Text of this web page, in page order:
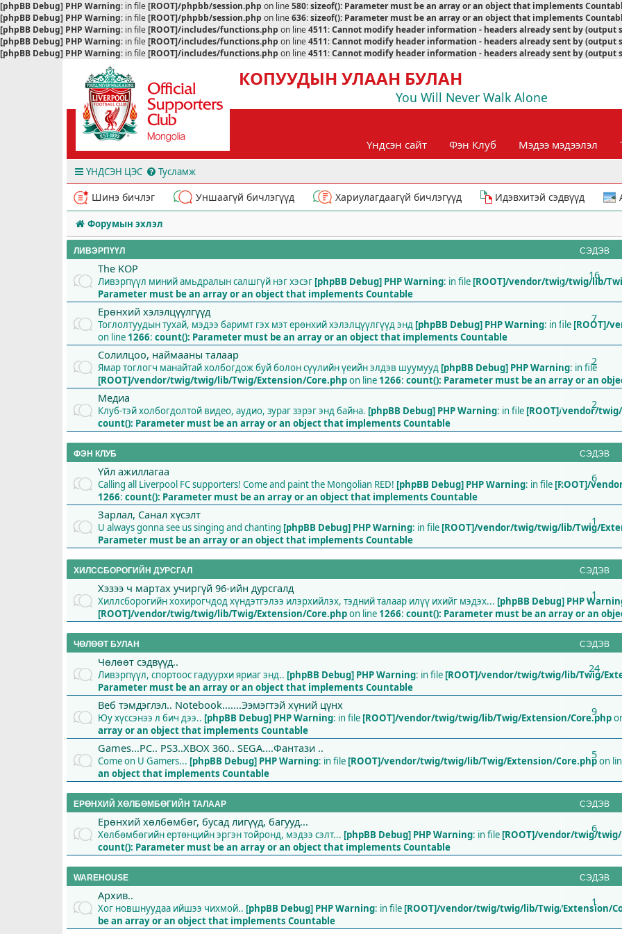
[phpBB Debug] PHP Warning: in file[ROOT]/phpbb/session.php on line580:sizeof(): Parameter must be an array or an object that implements
[phpBB Debug] PHP Warning: in file[ROOT]/phpbb/session.php on line636:sizeof(): Parameter must be an array or an object that implements
[phpBB Debug] PHP Warning: in file[ROOT]/includes/functions.php on line4511:Cannot modify header information - headers already sent by
[phpBB Debug] PHP Warning: in file[ROOT]/includes/functions.php on line4511:Cannot modify header information - headers already sent by
[phpBB Debug] PHP Warning: in file[ROOT]/includes/functions.php on line4511:Cannot modify header information - headers already sent by
КОПУУДЫН УЛААН БУЛАН
You Will Never Walk Alone
Үндсэн сайт Фэн Клуб Мэдээ мэдээлэл
ҮНДСЭН ЦЭС Тусламж
Шинэ бичлэг Уншаагүй бичлэгүүд Хариулагдаагүй бичлэгүүд Идэвхитэй сэдвүүд
Форумын эхлэл
ЛИВЭРПҮҮЛ СЭДЭВ
The KOP
Ливэрпүүл миний амьдралын салшгүй нэг хэсэг [phpBB Debug] PHP Warning: in file [ROOT]/vendor/twig/twig/lib/
Parameter must be an array or an object that implements Countable
16
Ерөнхий хэлэлцүүлгүүд
Тоглолтуудын тухай, мэдээ баримт гэх мэт ерөнхий хэлэлцүүлгүүд энд [phpBB Debug] PHP Warning: in file [ROOT]/
on line 1266: count(): Parameter must be an array or an object that implements Countable
7
Солилцоо, наймааны талаар
Ямар тоглогч манайтай холбогдож буй болон сүүлийн үеийн элдэв шуумууд [phpBB Debug] PHP Warning: in file
[ROOT]/vendor/twig/twig/lib/Twig/Extension/Core.phpon line 1266: count(): Parameter must be an array or an
2
Медиа
Клуб-тэй холбогдолтой видео, аудио, зураг зэрэг энд байна. [phpBB Debug] PHP Warning: in file [ROOT]/vendor/
count(): Parameter must be an array or an object that implements Countable
2
ФЭН КЛУБ СЭДЭВ
Үйл ажиллагаа
Calling all Liverpool FC supporters! Come and paint the Mongolian RED! [phpBB Debug] PHP Warning: in file [ROOT]/
1266: count(): Parameter must be an array or an object that implements Countable
6
Зарлал, Санал хүсэлт
U always gonna see us singing and chanting [phpBB Debug] PHP Warning: in file [ROOT]/vendor/twig/twig/lib/Twig/
Parameter must be an array or an object that implements Countable
1
ХИЛССБОРОГИЙН ДУРСГАЛ СЭДЭВ
Хэзээ ч мартах учиргүй 96-ийн дурсгалд
Хиллсборогийн хохирогчдод хүндэтгэлээ илэрхийлэх, тэдний талаар илүү ихийг мэдэх... [phpBB Debug] PHP
[ROOT]/vendor/twig/twig/lib/Twig/Extension/Core.phpon line 1266: count(): Parameter must be an array or an
1
ЧӨЛӨӨТ БУЛАН СЭДЭВ
Чөлөөт сэдвүүд..
Ливэрпүүл, спортоос гадуурхи яриаг энд.. [phpBB Debug] PHP Warning: in file [ROOT]/vendor/twig/twig/lib/Twig/
Parameter must be an array or an object that implements Countable
24
Веб тэмдэглэл.. Notebook.......Ээмэгтэй хүний цүнх
Юу хүссэнээ л бич дээ.. [phpBB Debug] PHP Warning: in file [ROOT]/vendor/twig/twig/lib/Twig/Extension/Core.php
array or an object that implements Countable
9
Games...PC.. PS3..XBOX 360.. SEGA....Фантази ..
Come on U Gamers... [phpBB Debug] PHP Warning: in file [ROOT]/vendor/twig/twig/lib/Twig/Extension/Core.phpon
an object that implements Countable
5
ЕРӨНХИЙ ХӨЛБӨМБӨГИЙН ТАЛААР СЭДЭВ
Ерөнхий хөлбөмбөг, бусад лигүүд, багууд...
Хөлбөмбөгийн ертөнцийн эргэн тойронд, мэдээ сэлт... [phpBB Debug] PHP Warning: in file [ROOT]/vendor/twig/
count(): Parameter must be an array or an object that implements Countable
6
WAREHOUSE СЭДЭВ
Архив..
Хог новшнуудаа ийшээ чихмой.. [phpBB Debug] PHP Warning: in file [ROOT]/vendor/twig/twig/lib/Twig/Extension/
be an array or an object that implements Countable
1